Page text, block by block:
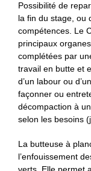
Possibilité de
la fin du stage, ou
compétences. Le
principaux
complétées par
travail en butte et
d’un labour ou
façonner ou
décompaction à
selon les besoins
La butteuse à
l’enfouissement